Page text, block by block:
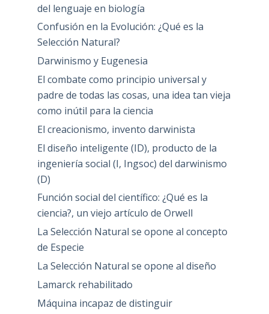
del lenguaje en biología
Confusión en la Evolución: ¿Qué es la
Selección Natural?
Darwinismo y Eugenesia
El combate como principio universal y
padre de todas las cosas, una idea tan vieja
como inútil para la ciencia
El creacionismo, invento darwinista
El diseño inteligente (ID), producto de la
ingeniería social (I, Ingsoc) del darwinismo
(D)
Función social del científico: ¿Qué es la
ciencia?, un viejo artículo de Orwell
La Selección Natural se opone al concepto
de Especie
La Selección Natural se opone al diseño
Lamarck rehabilitado
Máquina incapaz de distinguir